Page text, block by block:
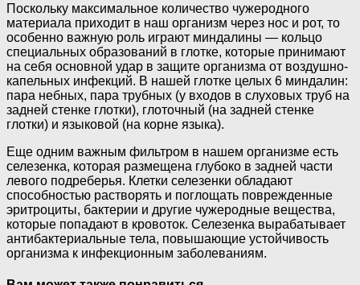
Поскольку максимальное количество чужеродного
материала приходит в наш организм через нос и рот, то
особенно важную роль играют миндалины — кольцо
специальных образований в глотке, которые принимают
на себя основной удар в защите организма от воздушно-
капельных инфекций. В нашей глотке целых 6 миндалин:
пара небных, пара трубных (у входов в слуховых труб на
задней стенке глотки), глоточный (на задней стенке
глотки) и языковой (на корне языка).
Еще одним важным фильтром в нашем организме есть
селезенка, которая размещена глубоко в задней части
левого подреберья. Клетки селезенки обладают
способностью растворять и поглощать поврежденные
эритроциты, бактерии и другие чужеродные вещества,
которые попадают в кровоток. Селезенка вырабатывает
антибактериальные тела, повышающие устойчивость
организма к инфекционным заболеваниям.